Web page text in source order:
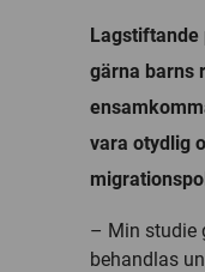
gärna barns
vara otydlig
– Min studie
behandlas